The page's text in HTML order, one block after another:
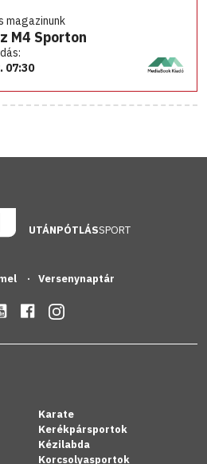
magazinunk
M4 Sporton
07:30
UTÁNPÓTLÁSSPORT
Versenynaptár
Karate
Kerékpársportok
Kézilabda
Korcsolyasportok